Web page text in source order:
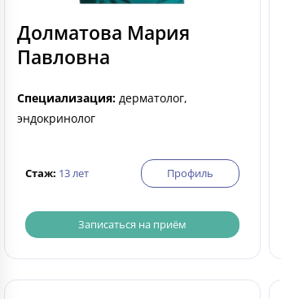
Долматова Мария
Павловна
Специализация: дерматолог,
эндокринолог
Стаж: 13 лет Профиль
Записаться на приём